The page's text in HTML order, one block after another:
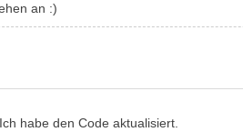
an :)
habe den Code aktualisiert.